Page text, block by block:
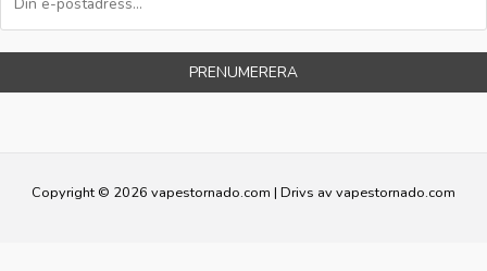
PRENUMERERA
Copyright © 2026 vapestornado.com | Drivs av vapestornado.com